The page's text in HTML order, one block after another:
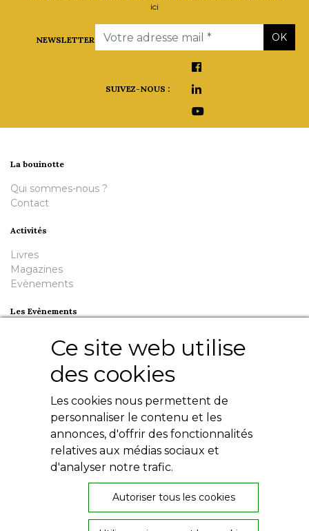
Ce site web utilise
des cookies
Les cookies nous permettent de
personnaliser le contenu et les
annonces, d'offrir des fonctionnalités
relatives aux médias sociaux et
d'analyser notre trafic.
Autoriser tous les cookies
ici
NEWSLETTER
Email OK
SUIVEZ-NOUS :
La bouinotte
Qui sommes-nous ?
Contact
Activités
Livres
Magazines
Evènements
Les Evènements
Nuit de la Bouinotte
Besoin d'aide ?
Livres numériques
Mentions légales
Conditions générales
Politique de confidentialité